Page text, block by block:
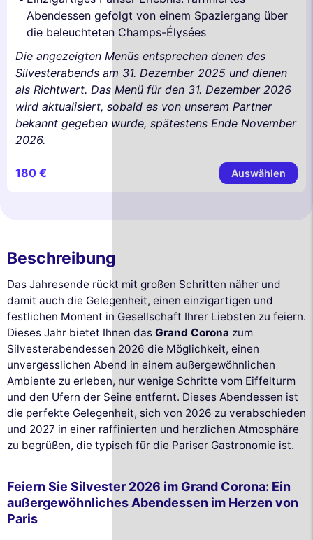
Abendessen gefolgt von einem Spaziergang über
die beleuchteten Champs-Élysées
Die angezeigten Menüs entsprechen denen des
Silvesterabends am 31. Dezember 2025 und dienen
als Richtwert. Das Menü für den 31. Dezember 2026
wird aktualisiert, sobald es von unserem Partner
bekannt gegeben wurde, spätestens Ende November
2026.
180 € Auswählen
Beschreibung
Das Jahresende rückt mit großen Schritten näher und
damit auch die Gelegenheit, einen einzigartigen und
festlichen Moment in Gesellschaft Ihrer Liebsten zu feiern.
Dieses Jahr bietet Ihnen das Grand Corona zum
Silvesterabendessen 2026 die Möglichkeit, einen
unvergesslichen Abend in einem außergewöhnlichen
Ambiente zu erleben, nur wenige Schritte vom Eiffelturm
und den Ufern der Seine entfernt. Dieses Abendessen ist
die perfekte Gelegenheit, sich von 2026 zu verabschieden
und 2027 in einer raffinierten und herzlichen Atmosphäre
zu begrüßen, die typisch für die Pariser Gastronomie ist.
Feiern Sie Silvester 2026 im Grand Corona: Ein
außergewöhnliches Abendessen im Herzen von
Paris